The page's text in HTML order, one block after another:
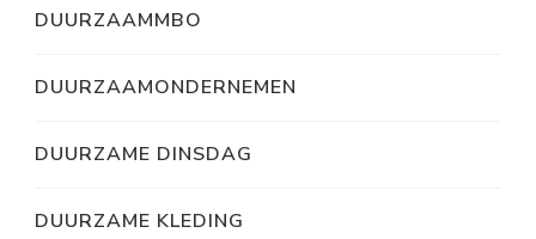
DUURZAAMMBO
DUURZAAMONDERNEMEN
DUURZAME DINSDAG
DUURZAME KLEDING